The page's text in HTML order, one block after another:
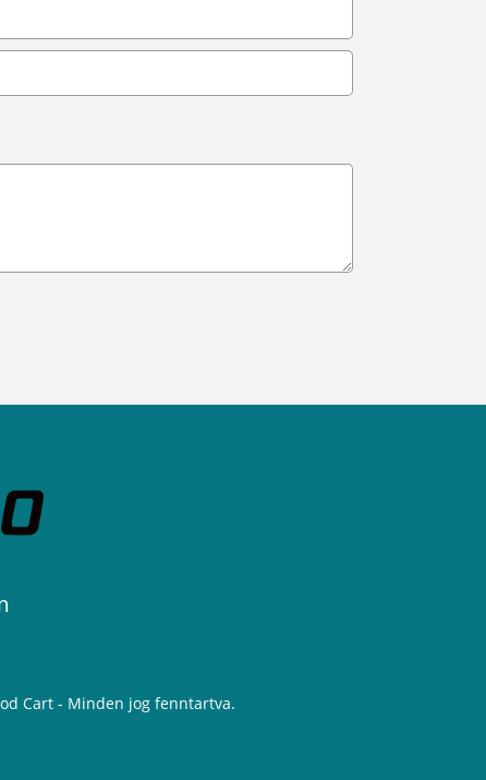
Cart - Minden jog fenntartva.